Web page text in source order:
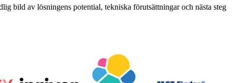
bild av lösningens potential, tekniska förutsättningar och nästa steg